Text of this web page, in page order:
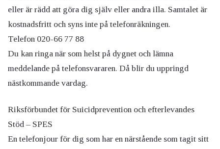
eller är rädd att göra dig själv eller andra illa. Samtalet är
kostnadsfritt och syns inte på telefonräkningen.
Telefon 020-66 77 88
Du kan ringa när som helst på dygnet och lämna
meddelande på telefonsvararen. Då blir du uppringd
nästkommande vardag.
Riksförbundet för Suicidprevention och efterlevandes
Stöd – SPES
En telefonjour för dig som har en närstående som tagit sitt